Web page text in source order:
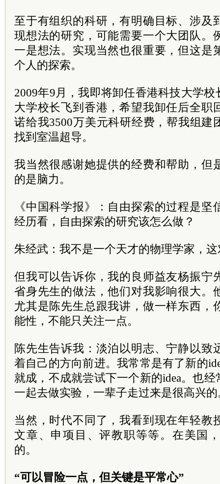
至于有组织的科研，有明确目标、涉及
现想法的研究，可能需要一个大团队。
一是想法。实现当然也很重要，但这是
个人的探索。
2009年9月，我即将卸任香港科技大学
大学校长飞到香港，希望我卸任后全职
诺给我3500万美元科研经费，帮我组建
找到室温超导。
我当然很感谢她提供的经费和帮助，但
的是脑力。
《中国科学报》：自由探索的过程是
经历看，自由探索的研究该怎么做？
朱经武：我不是一个天才的物理学家，
但我可以告诉你，我的良师益友杨振宁
省身先生的做法，他们对我影响很大。
尤其是陈先生总跟我讲，做一样东西，
能性，不能只关注一点。
陈先生告诉我：淡泊以明志、宁静以致
着自己的方向前进。我常常是有了新的
就成，不成就尝试下一个新的idea。也
一起去做实验，一辈子走过来是很高兴的
当然，时代不同了，我看到现在年轻教
文章、申项目、评教职等等。在美国
的。
“可以冒险一点，但关键是平常心”